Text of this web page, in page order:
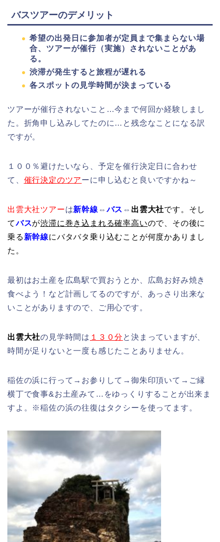
バスツアーのデメリット
希望の出発日に参加者が定員まで集まらない場
合、ツアーが催行（実施）されないことがあ
る。
渋滞が発生すると旅程が遅れる
各スポットの見学時間が決まっている
ツアーが催行されないこと…今まで何回か経験しまし
た。折角申し込みしてたのに…と残念なことになる訳
ですが。
１００％避けたいなら、予定を催行決定日に合わせ
て、 催行決定のツアーに申し込むと良いですかね～
出雲大社ツアーは新幹線 ⇔バス ⇔ 出雲大社です。そし
てバスが渋滞に巻き込まれる確率高いので、その後に
乗る 新幹線にバタバタ乗り込むことが何度かありまし
た。
最初はお土産を広島駅で買おうとか、広島お好み焼き
食べよう！など計画してるのですが、あっさり出来な
いことがありますので、ご用心です。
出雲大社の見学時間は １３０分 と決まっていますが、
時間が足りないと一度も感じたことありません。
稲佐の浜に行って→お参りして→御朱印頂いて→ご縁
横丁で食事&お土産みて…をゆっくりすることが出来ま
すよ。※稲佐の浜の往復はタクシーを使ってます。